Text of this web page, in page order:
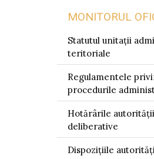
MONITORUL
Statutul unitații
teritoriale
Regulamentele
procedurile
Hotărârile autorității
deliberative
Dispozițiile